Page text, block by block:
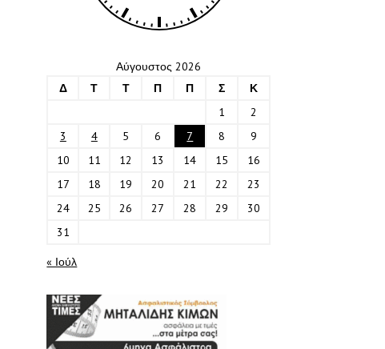
Αύγουστος 2026
Δ
Τ Τ Π Π Σ
Κ
1
2
3
4 5 6 7 8
9
10
11 12 13 14 15
16
17
18 19 20 21 22
23
24
25 26 27 28 29
30
31
« Ιούλ